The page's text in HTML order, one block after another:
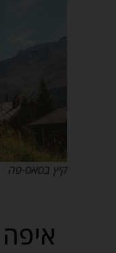
קיץ בסאס-פה
איפה